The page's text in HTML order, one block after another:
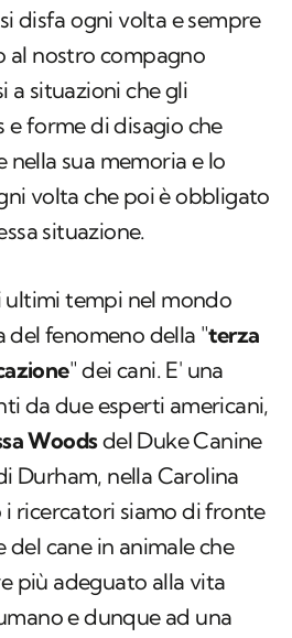
disfa ogni volta e sempre
al nostro compagno
a situazioni che gli
e forme di disagio che
sua memoria e lo
volta che poi è obbligato
situazione.
ultimi tempi nel mondo
del fenomeno della "terza
" dei cani. E' una
da due esperti americani,
Woodsdel Duke Canine
Durham, nella Carolina
ricercatori siamo di fronte
cane in animale che
più adeguato alla vita
e dunque ad una